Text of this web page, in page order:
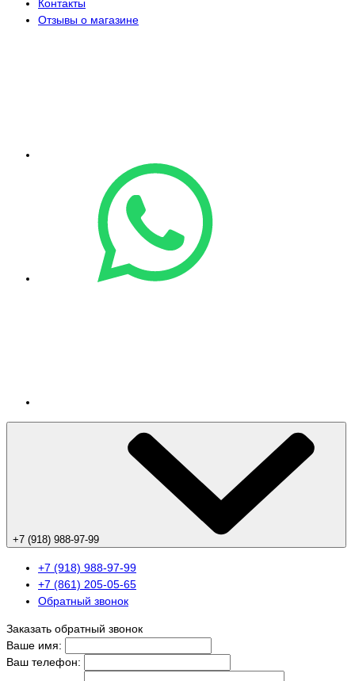
Контакты
Отзывы о магазине
+7 (918) 988-97-99
+7 (918) 988-97-99
+7 (861) 205-05-65
Обратный звонок
Заказать обратный звонок
Ваше имя:
Ваш телефон: